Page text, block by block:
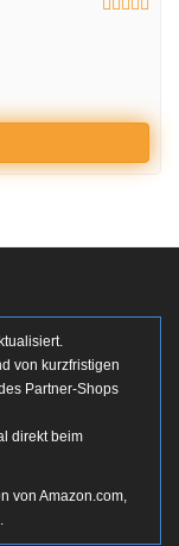
von kurzfristigen
Partner-Shops
direkt beim
von Amazon.com,